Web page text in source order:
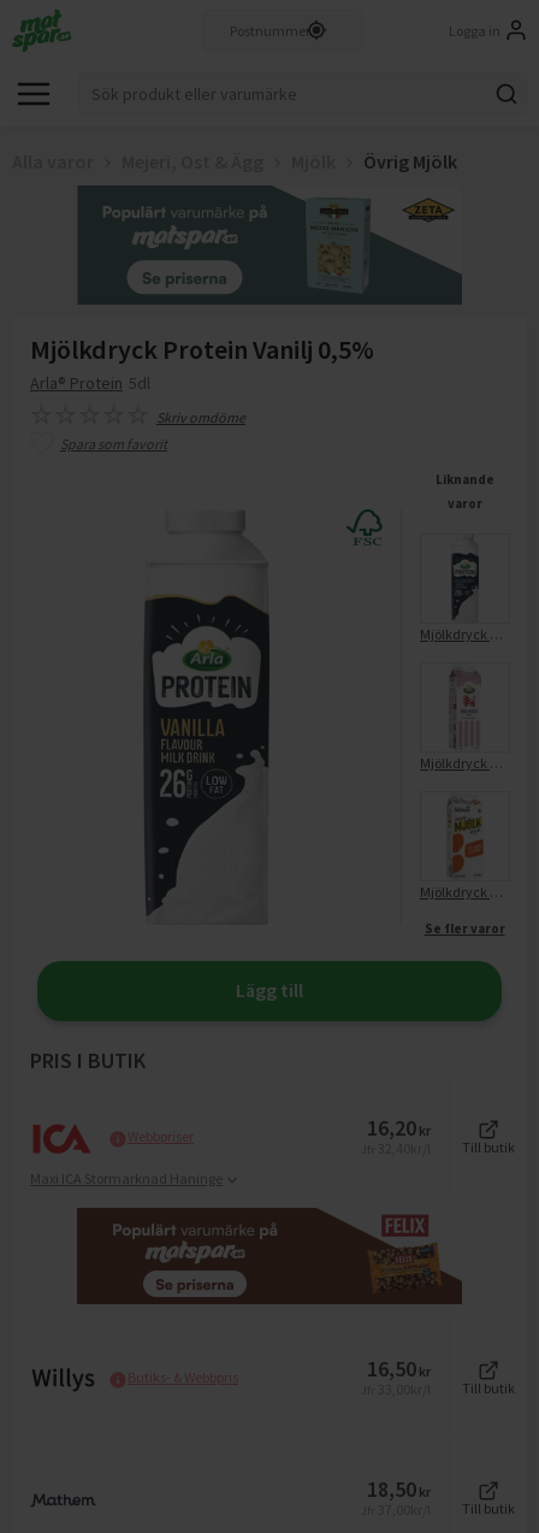
Logga in
Övrig Mjölk
Mjölkdryck Protein Vanilj 0,5%
Arla® Protein 5dl
Skriv omdöme
Spara som favorit
Liknande
varor
Mjölkdryck Protein Blåbär 0,5%
Mjölkdryck Jordgubb 1% Lång Hållbarhet
Mjölkdryck 2,6%
Se fler varor
Lägg till
PRIS I BUTIK
Webbpriser 16,20 kr
Till butik
Maxi ICA Stormarknad Haninge
Butiks- & Webbpris 16,50 kr
Till butik
18,50 kr
Till butik